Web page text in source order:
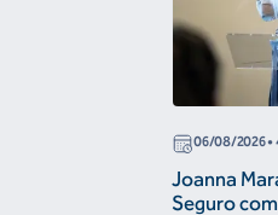
06/08/2026•
Joanna
Seguro